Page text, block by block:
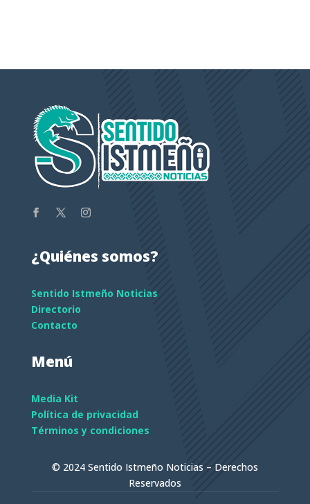
¿Quiénes somos?
Sentido Istmeño Noticias
Directorio
Contacto
Menú
Media Kit
Política de privacidad
Términos y condiciones
© 2024 Sentido Istmeño Noticias – Derechos
Reservados